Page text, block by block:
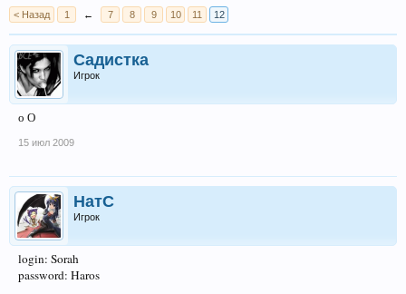
< Назад 1 ← 7 8 9 10 11 12
Садистка
Игрок
о О
15 июл 2009
НатС
Игрок
login: Sorah
password: Haros